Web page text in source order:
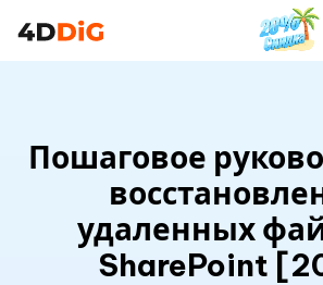
Пошаговое
удаленных
SharePoint